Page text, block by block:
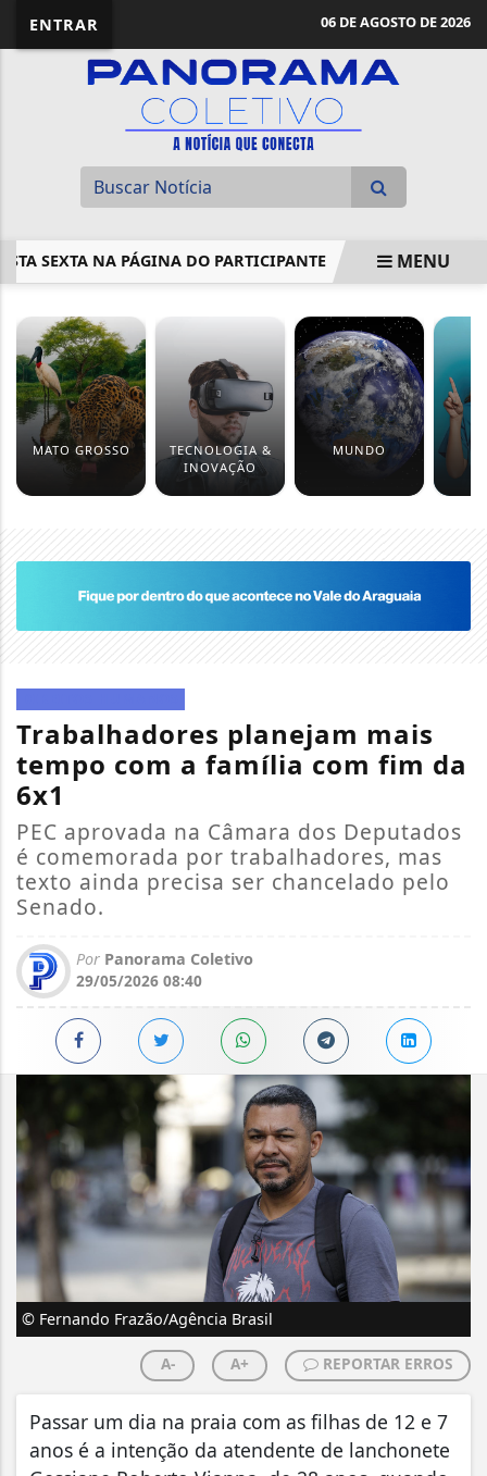
ENTRAR 06 DE AGOSTO DE 2026
NA PÁGINA DO PARTICIPANTE BRIGA DEMENU
MATO GROSSO
TECNOLOGIA &
INOVAÇÃO
MUNDO
Trabalhadores planejam mais
tempo com a família com fim da
6x1
PEC aprovada na Câmara dos Deputados
é comemorada por trabalhadores, mas
texto ainda precisa ser chancelado pelo
Senado.
Por Panorama Coletivo
29/05/2026 08:40
© Fernando Frazão/Agência Brasil
A- A+ REPORTAR ERROS
Passar um dia na praia com as filhas de 12 e 7
anos é a intenção da atendente de lanchonete